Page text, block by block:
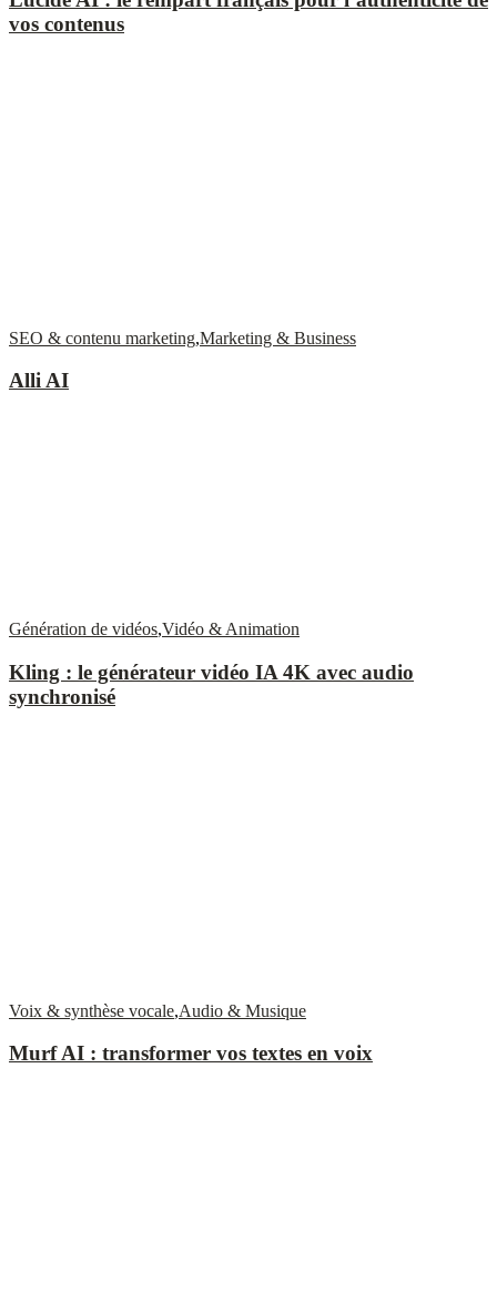
vos contenus
SEO & contenu marketing,Marketing & Business
Alli AI
Génération de vidéos,Vidéo & Animation
Kling : le générateur vidéo IA 4K avec audio
synchronisé
Voix & synthèse vocale,Audio & Musique
Murf AI : transformer vos textes en voix